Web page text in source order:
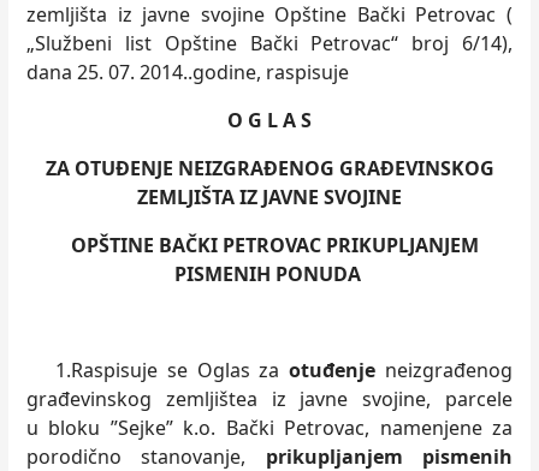
zemljišta iz javne svojine Opštine Bački Petrovac (
„Službeni list Opštine Bački Petrovac“ broj 6/14),
dana 25. 07. 2014..godine, raspisuje
O G L A S
ZA OTUĐENJE NEIZGRAĐENOG GRAĐEVINSKOG
ZEMLJIŠTA IZ JAVNE SVOJINE
OPŠTINE BAČKI PETROVAC PRIKUPLJANJEM
PISMENIH PONUDA
1.Raspisuje se Oglas zaotuđenje neizgrađenog
građevinskog zemljištea iz javne svojine, parcele
u bloku ”Sejke” k.o. Bački Petrovac, namenjene za
porodično stanovanje, prikupljanjem pismenih